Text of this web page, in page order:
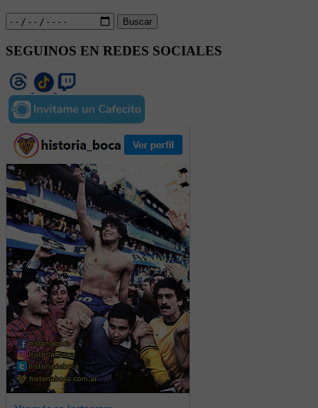
Buscar
SEGUINOS EN REDES SOCIALES